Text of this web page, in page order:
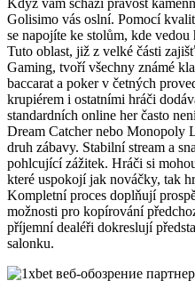
Když vám schází pravost
Golisimo vás oslní. Pomocí
se napojíte ke stolům, kde
Tuto oblast, již z velké části
Gaming, tvoří všechny známé
baccarat a poker v četných
krupiérem i ostatními hráči
standardních online her často
Dream Catcher nebo Monopoly
druh zábavy. Stabilní stream a
pohlcující zážitek. Hráči si
které uspokojí jak nováčky, tak
Kompletní proces doplňují
možnosti pro kopírování
příjemní dealéři dokreslují
salonku.